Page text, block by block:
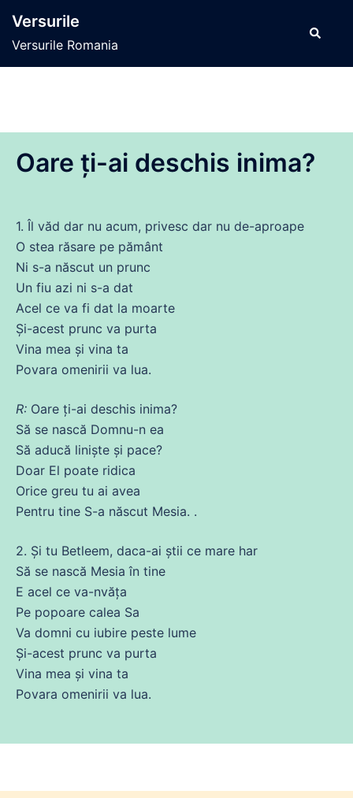
conținut
Versurile
Versurile Romania
Caută
Oare ți-ai deschis inima?
1. Îl văd dar nu acum, privesc dar nu de-aproape
O stea răsare pe pământ
Ni s-a născut un prunc
Un fiu azi ni s-a dat
Acel ce va fi dat la moarte
Și-acest prunc va purta
Vina mea și vina ta
Povara omenirii va lua.
R: Oare ți-ai deschis inima?
Să se nască Domnu-n ea
Să aducă liniște și pace?
Doar El poate ridica
Orice greu tu ai avea
Pentru tine S-a născut Mesia. .
2. Și tu Betleem, daca-ai știi ce mare har
Să se nască Mesia în tine
E acel ce va-nvăța
Pe popoare calea Sa
Va domni cu iubire peste lume
Și-acest prunc va purta
Vina mea și vina ta
Povara omenirii va lua.